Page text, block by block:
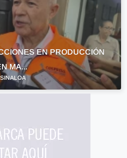
EN PRODUCCIÓN
MA...